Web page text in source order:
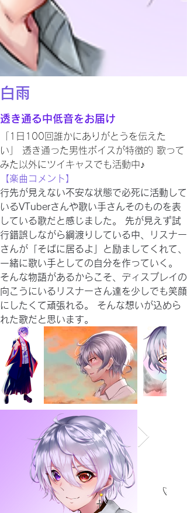
白雨
透き通る中低音をお届け
「1日100回誰かにありがとうを伝えた
い」 透き通った男性ボイスが特徴的 歌って
みた以外にツイキャスでも活動中♪
【楽曲コメント】
行先が見えない不安な状態で必死に活動して
いるVTuberさんや歌い手さんそのものを表
している歌だと感じました。 先が見えず試
行錯誤しながら綱渡りしている中、リスナー
さんが「そばに居るよ」と励ましてくれて、
一緒に歌い手としての自分を作っていく。
そんな物語があるからこそ、ディスプレイの
向こうにいるリスナーさん達を少しでも笑顔
にしたくて頑張れる。 そんな想いが込めら
れた歌だと思います。